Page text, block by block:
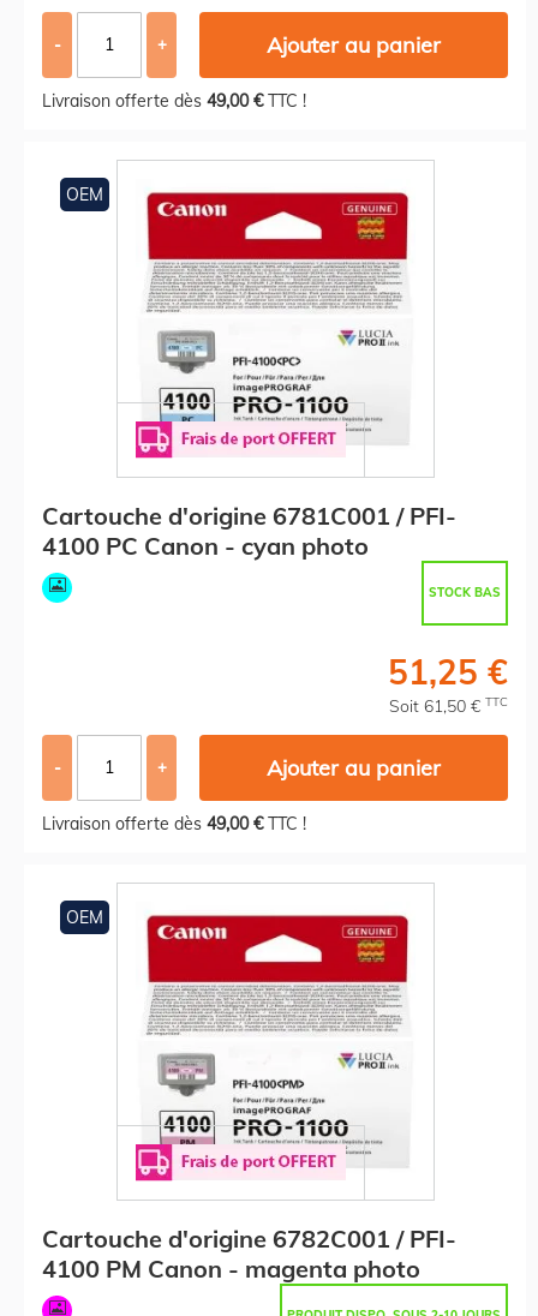
- + Ajouter au panier
Livraison offerte dès 49,00 €TTC !
OEM
Cartouche d'origine 6781C001 / PFI-
4100 PC Canon - cyan photo
STOCK BAS
51,25 €
Soit 61,50 € TTC
- + Ajouter au panier
Livraison offerte dès 49,00 €TTC !
OEM
Cartouche d'origine 6782C001 / PFI-
4100 PM Canon - magenta photo